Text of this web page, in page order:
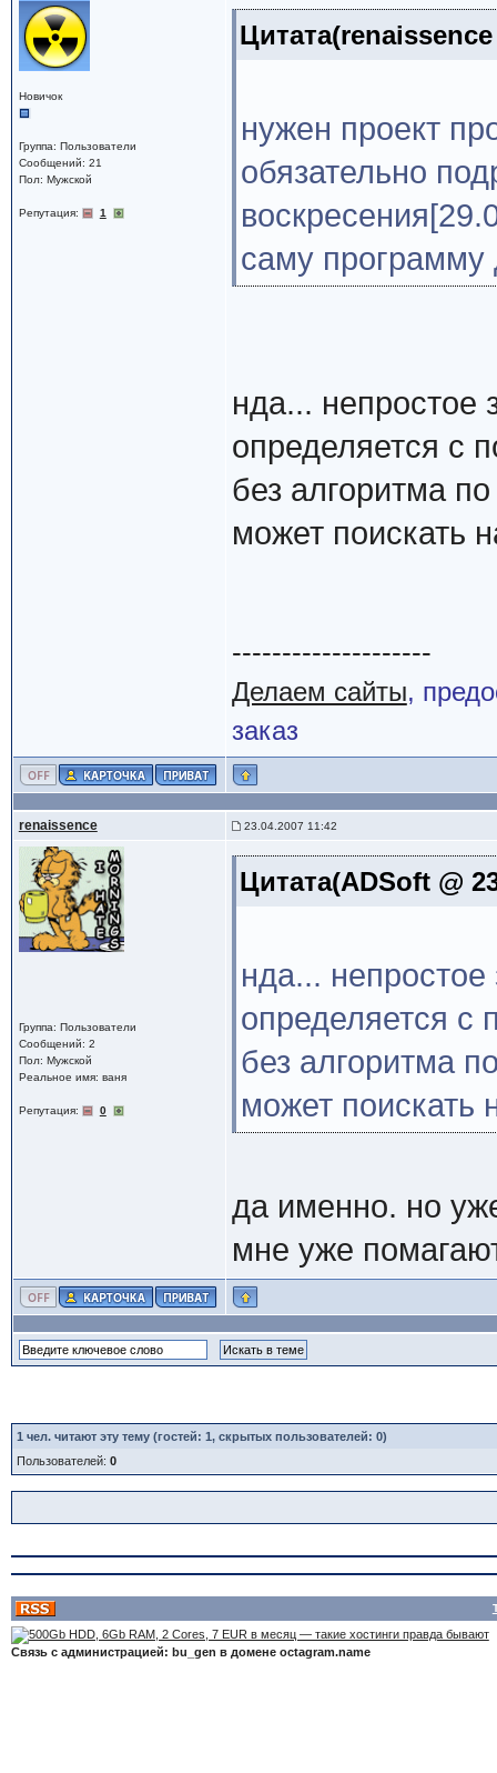
Новичок
Группа: Пользователи
Сообщений: 21
Пол: Мужской
Репутация: 1
нужен проект
обязательно
саму
нда...
определяется с
без алгоритма
может поискать
--------------------
Делаем сайты,
заказ
renaissence 23.04.2007 11:42
Группа: Пользователи
Сообщений: 2
Пол: Мужской
Реальное имя: ваня
Репутация: 0
Цитата(ADSoft @
нда...
определяется с
без алгоритма
может поискать
да именно. но
мне уже
1 чел. читают эту тему (гостей: 1, скрытых пользователей: 0)
Пользователей: 0
Связь с администрацией: bu_gen в домене octagram.name